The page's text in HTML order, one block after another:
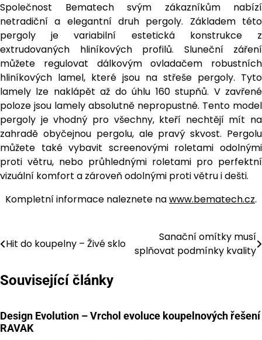
Společnost Bematech svým zákazníkům nabízí
netradiční a elegantní druh pergoly. Základem této
pergoly je variabilní estetická konstrukce z
extrudovaných hliníkových profilů. Sluneční záření
můžete regulovat dálkovým ovladačem robustních
hliníkových lamel, které jsou na střeše pergoly. Tyto
lamely lze naklápět až do úhlu 160 stupňů. V zavřené
poloze jsou lamely absolutně nepropustné. Tento model
pergoly je vhodný pro všechny, kteří nechtějí mít na
zahradě obyčejnou pergolu, ale pravý skvost. Pergolu
můžete také vybavit screenovými roletami odolnými
proti větru, nebo průhlednými roletami pro perfektní
vizuální komfort a zároveň odolnými proti větru i dešti.
Kompletní informace naleznete nawww.bematech.cz.
Navigace
příspěvek
Hit do koupelny – Živé sklo
Sanační omítky musí
splňovat podmínky kvality
Související články
Design Evolution – Vrchol evoluce koupelnových řešení
RAVAK